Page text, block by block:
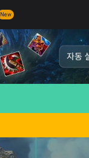
New